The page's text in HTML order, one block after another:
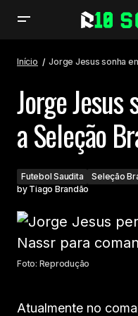
Início Jorge Jesus sonha
Jorge Jesus
a Seleção
Futebol Saudita Seleção
by Tiago Brandão
Foto: Reprodução
Atualmente no